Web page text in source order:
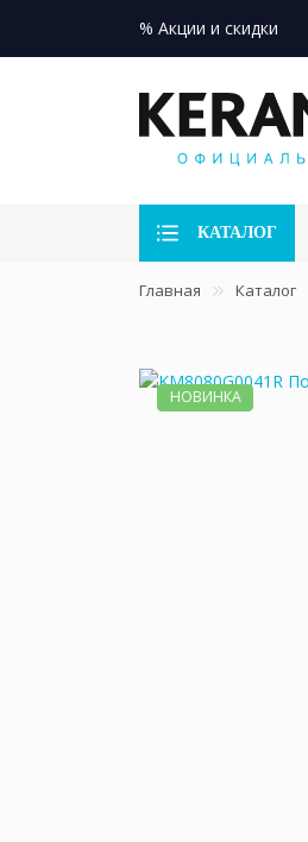
% Акции и скидки
КАТАЛОГ
Главная Каталог
НОВИНКА